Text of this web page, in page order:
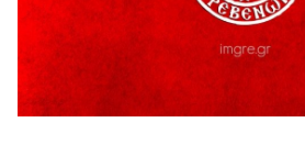
Διακοπή υδροδότησης του Α΄
5 Αυγούστου 2026
Η Marseaux στα Γρεβενά για μια
5 Αυγούστου 2026